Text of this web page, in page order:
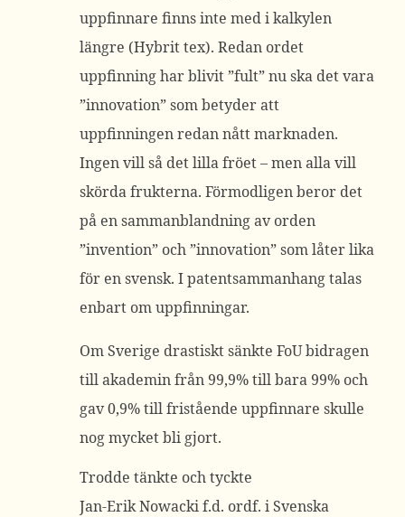
uppfinnare finns inte med i kalkylen
längre (Hybrit tex). Redan ordet
uppfinning har blivit ”fult” nu ska det vara
”innovation” som betyder att
uppfinningen redan nått marknaden.
Ingen vill så det lilla fröet – men alla vill
skörda frukterna. Förmodligen beror det
på en sammanblandning av orden
”invention” och ”innovation” som låter lika
för en svensk. I patentsammanhang talas
enbart om uppfinningar.
Om Sverige drastiskt sänkte FoU bidragen
till akademin från 99,9% till bara 99% och
gav 0,9% till fristående uppfinnare skulle
nog mycket bli gjort.
Trodde tänkte och tyckte
Jan-Erik Nowacki f.d. ordf. i Svenska